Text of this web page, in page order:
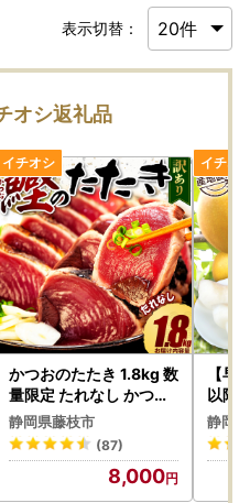
届け時期の指定等のご要望に
のであらかじめご了承くだ
中身や状態をご確認いただ
したら、大変お手数ではござ
連絡いただきますようお願い
りからお日にちが経過した後
たしかねる場合がございます
。
いて■
やワンストップ特例申請書
ております。
ざいますがご了承ください。
■
ど」のサービス利用を開始し
フォンがあればオンラインで
表示切替：
オシ返礼品
かつおのたたき 1.8kg 数
量限定 たれなし かつお
のたたき 鰹
静岡県藤枝市
(87)
8,000
【
以降
梨
静岡